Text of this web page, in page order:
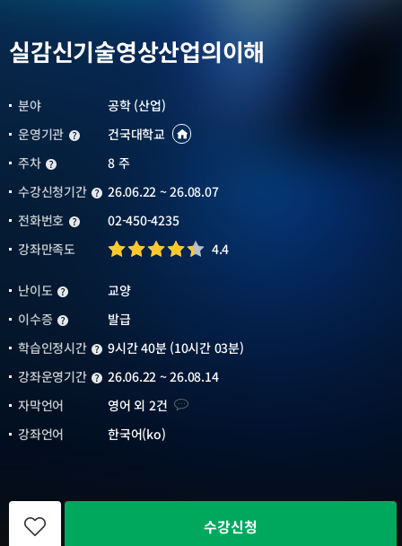
실감신기술영상산업의이해
분야
공학 (산업)
운영기관 운영기관건국대학교
운영기관
바로가기
주차 주차
8 주
수강신청기간 수강신청기간
26.06.22 ~ 26.08.07
전화번호 전화번호02-450-4235
강좌만족도
4.4
난이도 난이도
교양
이수증 이수증
발급
학습인정시간 학습인정시간
9시간 40분 (10시간 03분)
강좌운영기간 강좌운영기간
26.06.22 ~ 26.08.14
자막언어
영어 외 2건 자막언어
강좌언어
한국어(ko)
관
수강신청